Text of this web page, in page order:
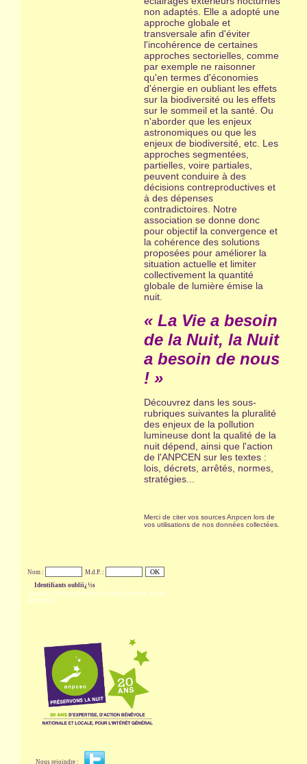
non adaptés. Elle a adopté une
approche globale et
transversale afin d'éviter
l'incohérence de certaines
approches sectorielles, comme
par exemple ne raisonner
qu'en termes d'économies
d'énergie en oubliant les effets
sur la biodiversité ou les effets
sur le sommeil et la santé. Ou
n'aborder que les enjeux
astronomiques ou que les
enjeux de biodiversité, etc. Les
approches segmentées,
partielles, voire partiales,
peuvent conduire à des
décisions contreproductives et
à des dépenses
contradictoires. Notre
association se donne donc
pour objectif la convergence et
la cohérence des solutions
proposées pour améliorer la
situation actuelle et limiter
collectivement la quantité
globale de lumière émise la
nuit.
« La Vie a besoin
de la Nuit, la Nuit
a besoin de nous
! »
Découvrez dans les sous-
rubriques suivantes la pluralité
des enjeux de la pollution
lumineuse dont la qualité de la
nuit dépend, ainsi que l'action
de l'ANPCEN sur les textes :
lois, décrets, arrêtés, normes,
stratégies...
Merci de citer vos sources Anpcen lors de
vos utilisations de nos données collectées.
Nom :
M.d.P. :
Identifiants oubliï¿½s
Cet accï¿½s ne concerne ni les adhï¿½rents, ni les
donateurs
Nous rejoindre :